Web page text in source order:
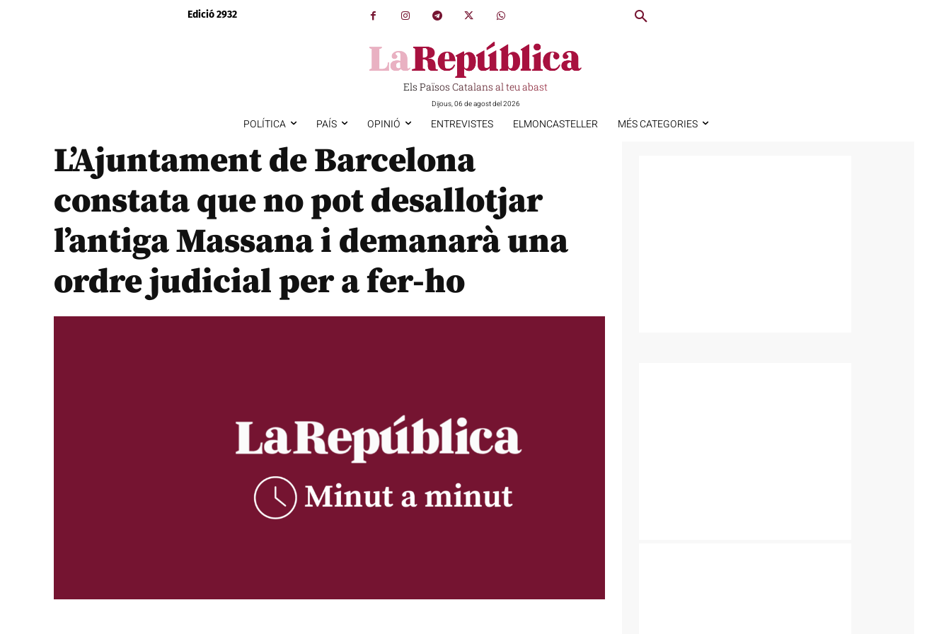
Edició 2932
Els Països Catalans al teu abast
Dijous, 06 de agost del 2026
POLÍTICA PAÍS OPINIÓ ENTREVISTES ELMONCASTELLER MÉS CATEGORIES
L’Ajuntament de Barcelona
constata que no pot desallotjar
l’antiga Massana i demanarà una
ordre judicial per a fer-ho